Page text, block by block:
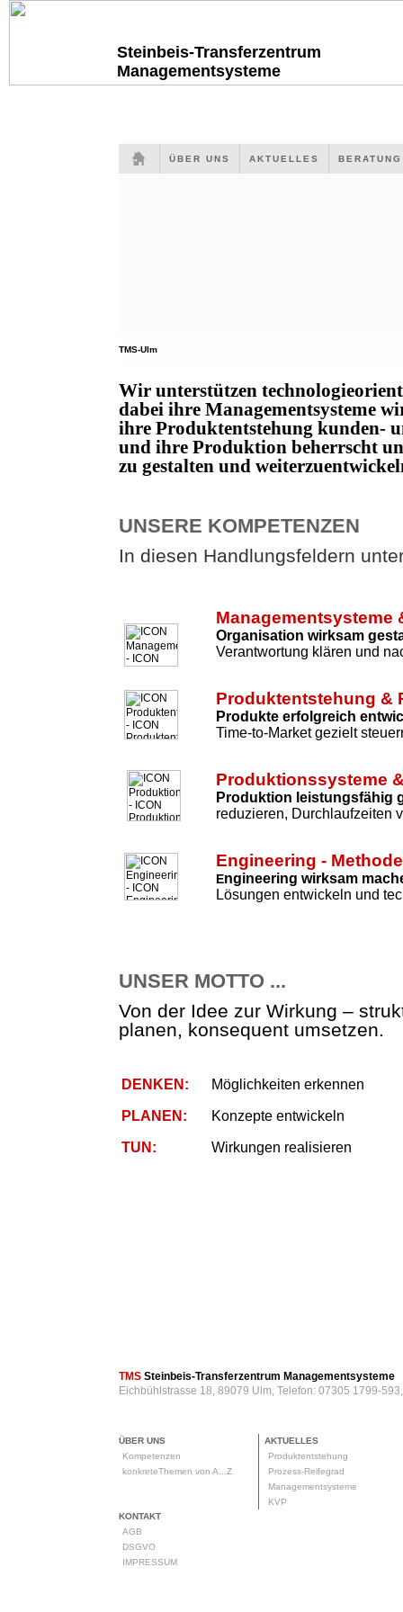
Steinbeis-Transferzentrum
Managementsysteme
ÜBER UNS AKTUELLES
TMS-Ulm
Wir unterstützen
dabei ihre Managementsysteme
ihre Produktentstehung kunden-
und ihre Produktion beherrscht
zu gestalten und
UNSERE KOMPETENZEN
In diesen Handlungsfeldern
Managementsysteme
Organisation wirksam
Verantwortung klären und
Produktentstehung &
Produkte erfolgreich
Time-to-Market gezielt
Produktionssysteme
Produktion leistungsfähig
reduzieren, Durchlaufzeiten
Engineering -
Engineering wirksam
Lösungen entwickeln und
UNSER MOTTO ...
Von der Idee zur Wirkung –
planen, konsequent umsetzen.
DENKEN: Möglichkeiten erkennen
PLANEN: Konzepte entwickeln
TUN: Wirkungen realisieren
TMS Steinbeis-Transferzentrum Managementsysteme
Eichbühlstrasse 18, 89079 Ulm, Telefon: 07305 1799-
ÜBER UNS
Kompetenzen
konkreteThemen von A...Z
AKTUELLES
Produktentstehung
Prozess-Reifegrad
Managementsysteme
KVP
KONTAKT
AGB
DSGVO
IMPRESSUM